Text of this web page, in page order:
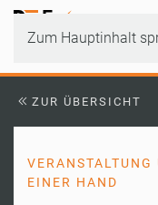
Zum Hauptinhalt
ZUR ÜBERSICHT
EINER HAND